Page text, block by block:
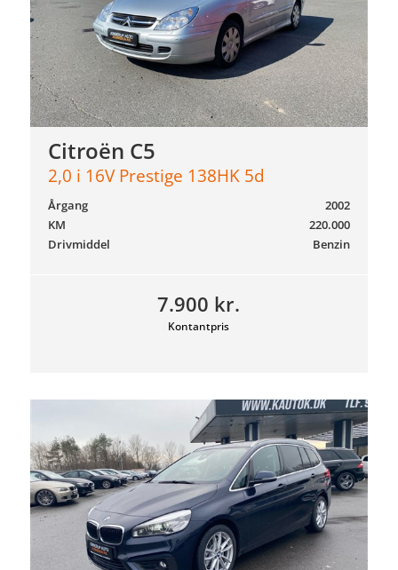
Citroën C5
2,0 i 16V Prestige 138HK 5d
7.900 kr.
Kontantpris
2002
Årgang
220.000
KM
Benzin
Drivmiddel